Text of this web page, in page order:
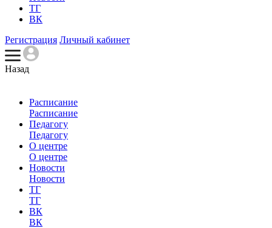
ТГ
ВК
Регистрация Личный кабинет
Назад
Расписание
Расписание
Педагогу
Педагогу
О центре
О центре
Новости
Новости
ТГ
ТГ
ВК
ВК